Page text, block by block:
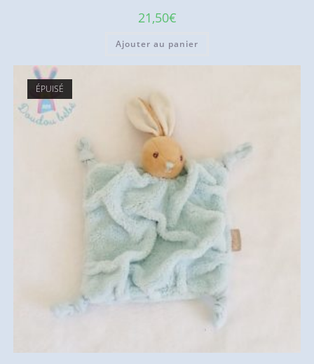
21,50€
Ajouter au panier
ÉPUISÉ